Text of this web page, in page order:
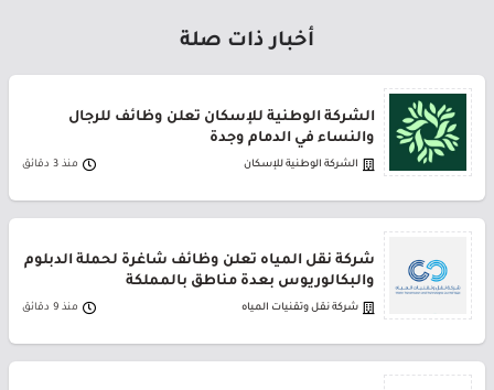
أخبار ذات صلة
الشركة الوطنية للإسكان تعلن وظائف للرجال
والنساء في الدمام وجدة
الشركة الوطنية للإسكان منذ 3 دقائق
شركة نقل المياه تعلن وظائف شاغرة لحملة الدبلوم
والبكالوريوس بعدة مناطق بالمملكة
شركة نقل وتقنيات المياه منذ 9 دقائق